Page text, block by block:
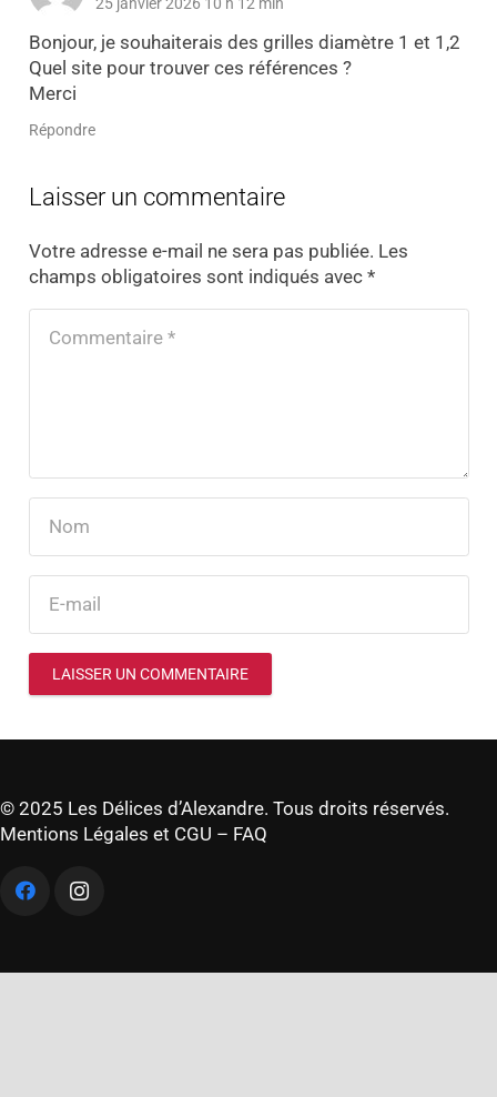
25 janvier 2026 10 h 12 min
Bonjour, je souhaiterais des grilles diamètre 1 et 1,2
Quel site pour trouver ces références ?
Merci
Répondre
Laisser un commentaire
Votre adresse e-mail ne sera pas publiée. Les
champs obligatoires sont indiqués avec *
LAISSER UN COMMENTAIRE
© 2025 Les Délices d’Alexandre. Tous droits réservés.
Mentions Légales et CGU – FAQ